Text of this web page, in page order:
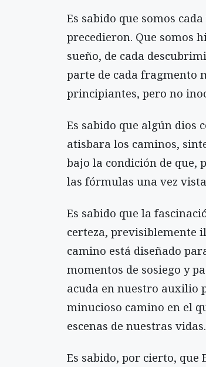
Es sabido que somos
precedieron. Que somos
sueño, de cada
parte de cada fragmento
principiantes, pero no
Es sabido que algún dios
atisbara los caminos,
bajo la condición de que,
las fórmulas una vez
Es sabido que la
certeza, previsiblemente
camino está diseñado
momentos de sosiego y
acuda en nuestro auxilio
minucioso camino en el
escenas de nuestras vidas.
Es sabido, por cierto, que